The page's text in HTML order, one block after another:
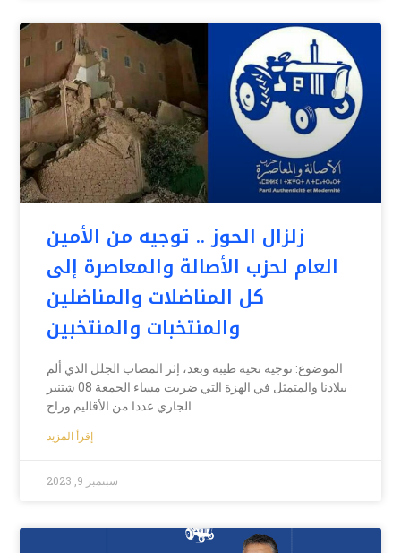
زلزال الحوز .. توجيه من الأمين
العام لحزب الأصالة والمعاصرة إلى
كل المناضلات والمناضلين
والمنتخبات والمنتخبين
الموضوع: توجيه تحية طيبة وبعد، إثر المصاب الجلل الذي ألم
ببلادنا والمتمثل في الهزة التي ضربت مساء الجمعة 08 شتنبر
الجاري عددا من الأقاليم وراح
إقرأ المزيد
سبتمبر 9, 2023